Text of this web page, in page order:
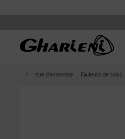
Vue d´ensemble Fauteuils de soins